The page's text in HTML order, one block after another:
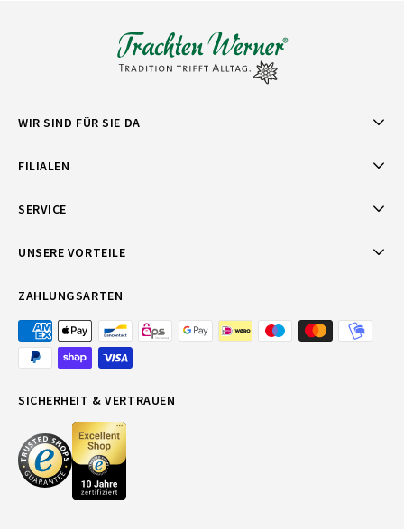
WIR SIND FÜR SIE DA
FILIALEN
SERVICE
UNSERE VORTEILE
ZAHLUNGSARTEN
SICHERHEIT & VERTRAUEN